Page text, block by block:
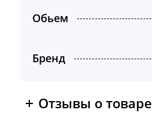
Обьем
Бренд
Отзывы о товаре